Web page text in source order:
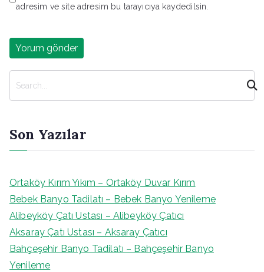
adresim ve site adresim bu tarayıcıya kaydedilsin.
Son Yazılar
Ortaköy Kırım Yıkım – Ortaköy Duvar Kırım
Bebek Banyo Tadilatı – Bebek Banyo Yenileme
Alibeyköy Çatı Ustası – Alibeyköy Çatıcı
Aksaray Çatı Ustası – Aksaray Çatıcı
Bahçeşehir Banyo Tadilatı – Bahçeşehir Banyo
Yenileme